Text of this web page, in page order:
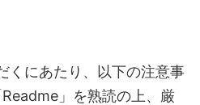
くにあたり、以下の注意事
」を熟読の上、厳